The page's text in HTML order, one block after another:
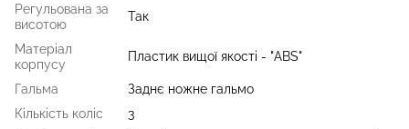
Регульована за
висотою
Так
Матеріал
корпусу
Пластик вищої якості - "ABS"
Гальма
Заднє ножне гальмо
Кількість коліс
3